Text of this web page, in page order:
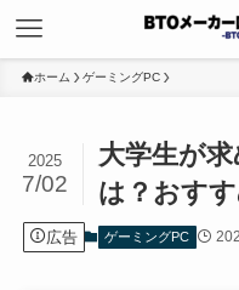
ホーム ゲーミングPC
大学生が
は？おす
2025
7/02
広告 ゲーミングPC